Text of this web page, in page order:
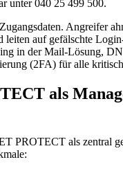
unter 040 25 499 500.
Angreifer
leiten auf gefälschte
in der Mail-Lösung,
(2FA) für alle
als
PROTECT als zentral